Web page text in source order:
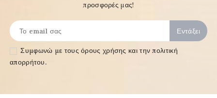
προσφορές μας!
Συμφωνώ με τουςόρους χρήσης και την πολιτική
απορρήτου.